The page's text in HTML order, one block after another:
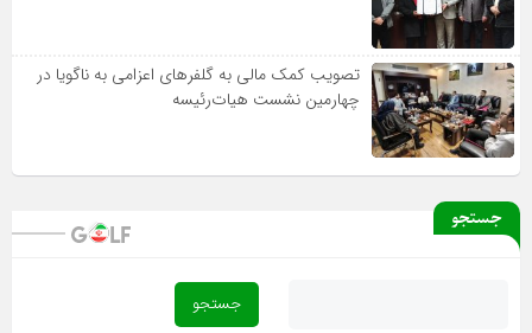
تصویب کمک مالی به گلفرهای اعزامی به ناگویا در
چهارمین نشست هیات‌رئیسه
جستجو